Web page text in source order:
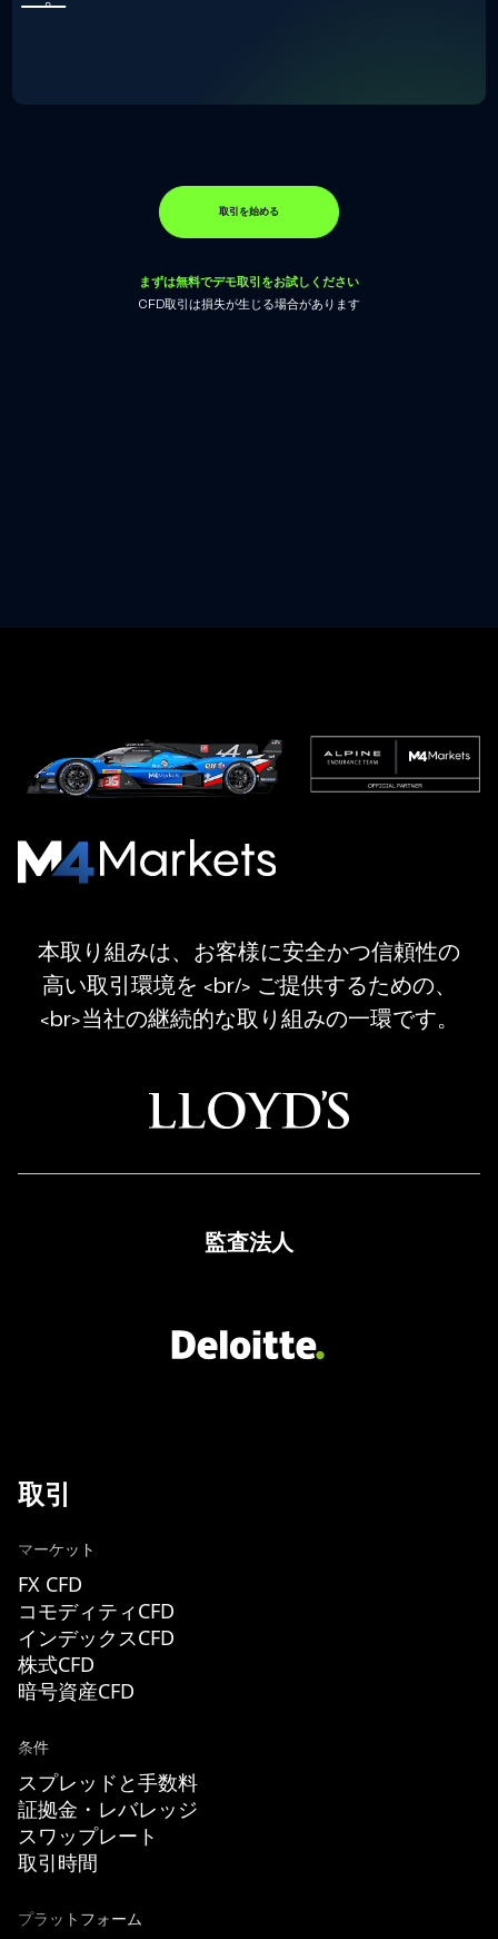
取引を始める
まずは無料でデモ取引をお試しください
CFD取引は損失が生じる場合があります
M4Markets
CFD
Trading
Regulated
本取り組みは、お客様に安全かつ信頼性の
高い取引環境を <br/> ご提供するための、
<br>当社の継続的な取り組みの一環です。
監査法人
取引
マーケット
FX CFD
コモディティCFD
インデックスCFD
株式CFD
暗号資産CFD
条件
スプレッドと手数料
証拠金・レバレッジ
スワップレート
取引時間
プラットフォーム